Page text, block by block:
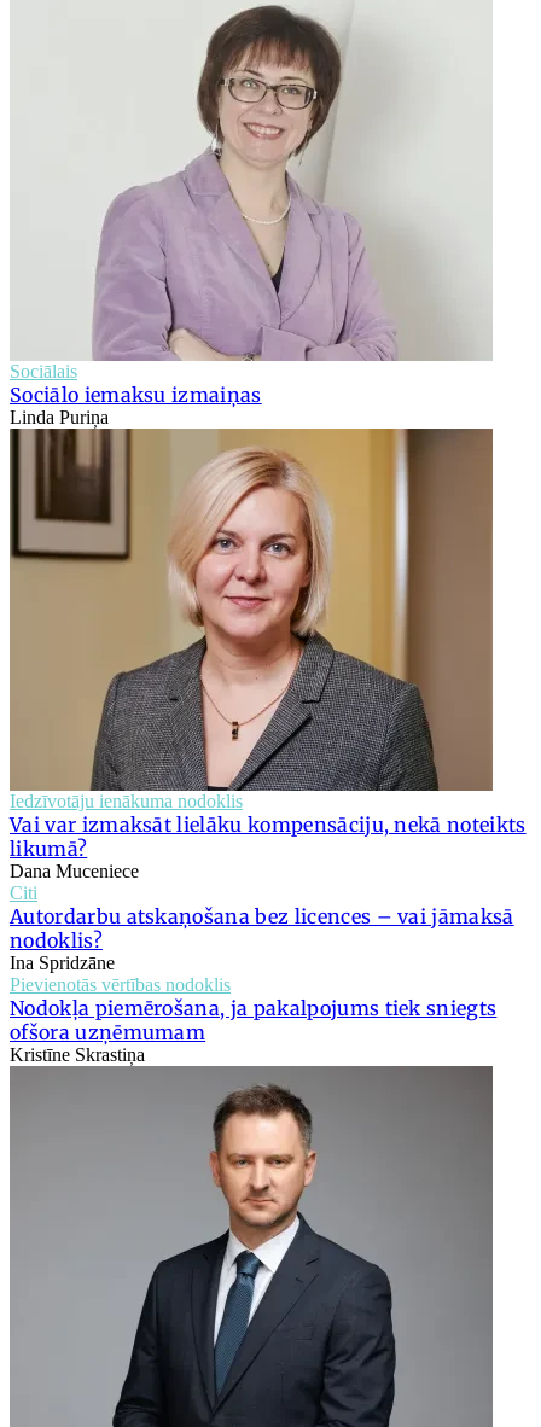
Sociālais
Sociālo iemaksu izmaiņas
Linda Puriņa
Iedzīvotāju ienākuma nodoklis
Vai var izmaksāt lielāku kompensāciju, nekā noteikts
likumā?
Dana Muceniece
Citi
Autordarbu atskaņošana bez licences – vai jāmaksā
nodoklis?
Ina Spridzāne
Pievienotās vērtības nodoklis
Nodokļa piemērošana, ja pakalpojums tiek sniegts
ofšora uzņēmumam
Kristīne Skrastiņa